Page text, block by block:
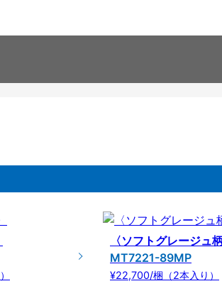
〈ソフトグレージュ柄
MT7221-89MP
¥22,700/梱（2本入り）